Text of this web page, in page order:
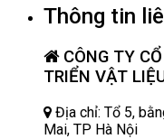
Thông tin
CÔNG TY
TRIỂN VẬT
Địa chỉ: Tổ 5,
Mai, TP Hà Nội